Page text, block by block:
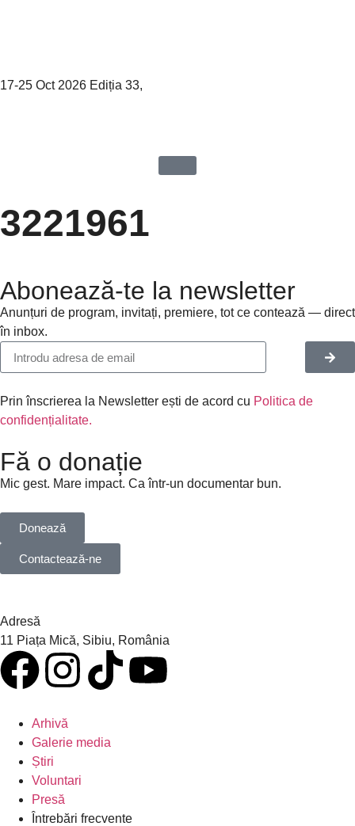
17-25 Oct 2026 Ediția 33,
3221961
Abonează-te la newsletter
Anunțuri de program, invitați, premiere, tot ce contează — direct
în inbox.
Prin înscrierea la Newsletter ești de acord cu Politica de
confidențialitate.
Fă o donație
Mic gest. Mare impact. Ca într-un documentar bun.
Donează
Contactează-ne
Adresă
11 Piața Mică, Sibiu, România
Arhivă
Galerie media
Știri
Voluntari
Presă
Întrebări frecvente